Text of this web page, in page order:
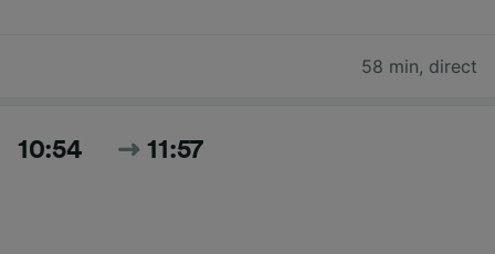
58 min, direct
10:54 11:57